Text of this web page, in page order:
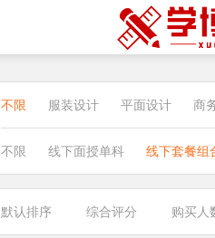
不限 服装设计 平面设计 商
不限 线下面授单科 线下套餐组
默认排序 综合评分 购买人